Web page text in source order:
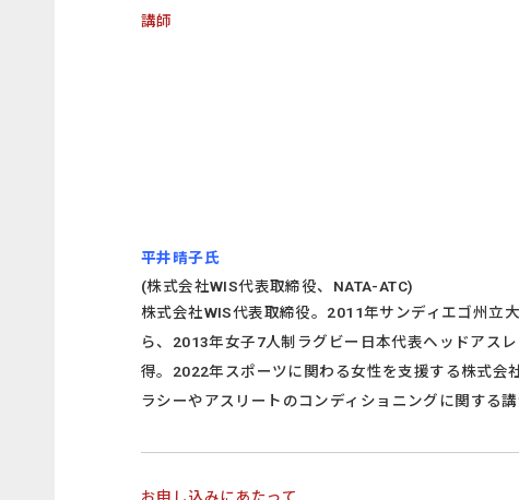
講師
平井晴子氏
(株式会社WIS代表取締役、NATA-ATC)
株式会社WIS代表取締役。2011年サンディエゴ州立
ら、2013年女子7人制ラグビー日本代表ヘッドアス
得。2022年スポーツに関わる女性を支援する株式会
ラシーやアスリートのコンディショニングに関する